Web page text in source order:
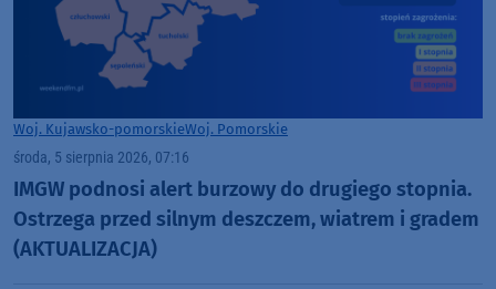
Woj. Kujawsko-pomorskieWoj. Pomorskie
środa, 5 sierpnia 2026, 07:16
IMGW podnosi alert burzowy do drugiego stopnia.
Ostrzega przed silnym deszczem, wiatrem i gradem
(AKTUALIZACJA)